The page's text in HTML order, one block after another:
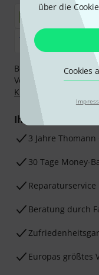
über die
Cookies
Bezahlen Sie
Vorkasse, PayPal,
Klarna Ratenzahlung
Ihre Vorteile
3 Jahre
30 Tage Money-
Reparaturservice
Beratung durch
Europas größtes